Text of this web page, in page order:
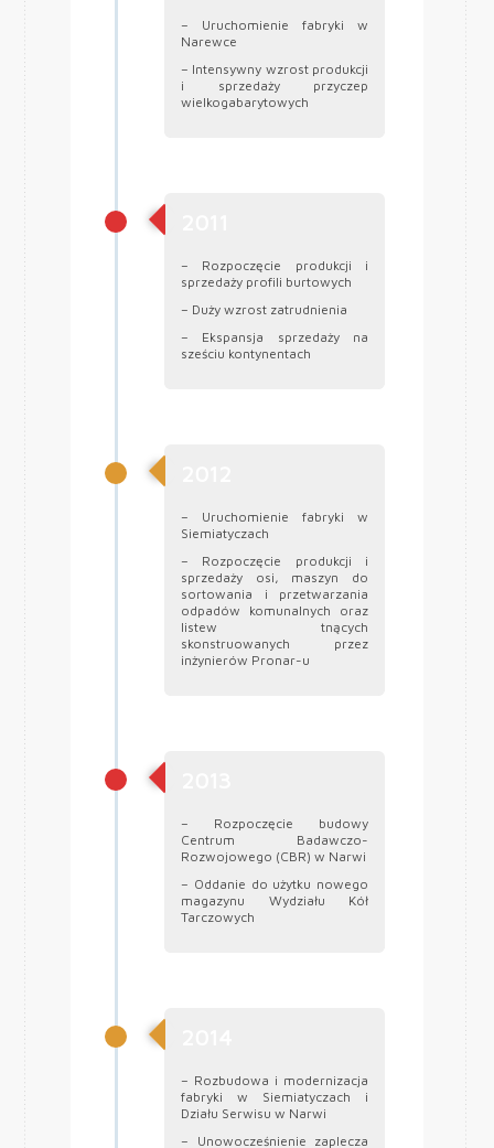
– Uruchomienie fabryki w
Narewce
– Intensywny wzrost produkcji
i sprzedaży przyczep
wielkogabarytowych
– Rozpoczęcie produkcji i
sprzedaży profili burtowych
– Duży wzrost zatrudnienia
– Ekspansja sprzedaży na
sześciu kontynentach
– Uruchomienie fabryki w
Siemiatyczach
– Rozpoczęcie produkcji i
sprzedaży osi, maszyn do
sortowania i przetwarzania
odpadów komunalnych oraz
listew tnących
skonstruowanych przez
inżynierów Pronar-u
– Rozpoczęcie budowy
Centrum Badawczo-
Rozwojowego (CBR) w Narwi
– Oddanie do użytku nowego
magazynu Wydziału Kół
Tarczowych
– Rozbudowa i modernizacja
fabryki w Siemiatyczach i
Działu Serwisu w Narwi
– Unowocześnienie zaplecza